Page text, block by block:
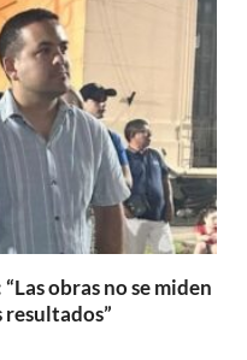
obras no se miden
resultados”